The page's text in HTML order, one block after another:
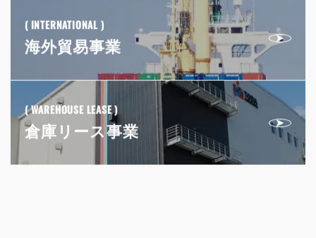
( INTERNATIONAL )
海外貿易事業
( WAREHOUSE LEASE )
倉庫リース事業